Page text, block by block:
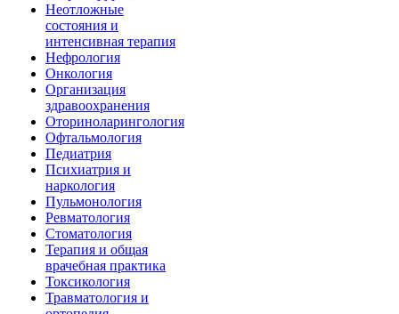
Неотложные
состояния и
интенсивная терапия
Нефрология
Онкология
Организация
здравоохранения
Оториноларингология
Офтальмология
Педиатрия
Психиатрия и
наркология
Пульмонология
Ревматология
Стоматология
Терапия и общая
врачебная практика
Токсикология
Травматология и